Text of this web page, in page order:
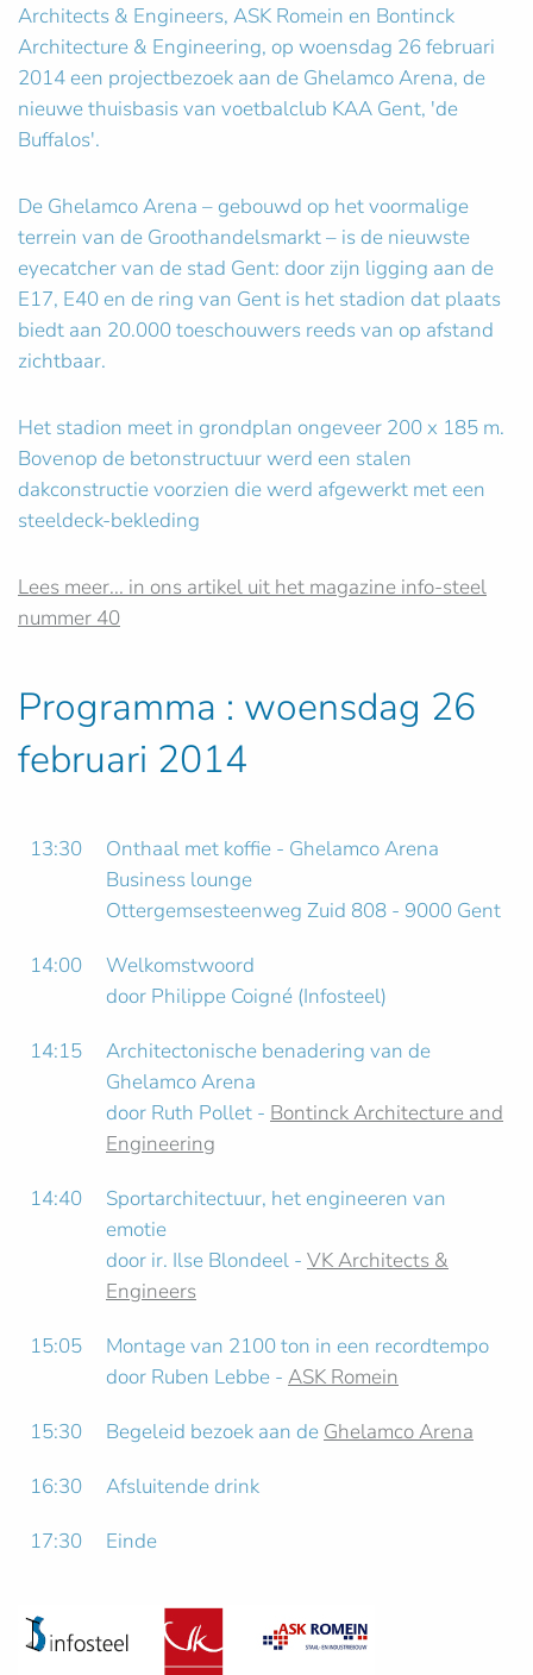
Architects & Engineers, ASK Romein en Bontinck
Architecture & Engineering, op woensdag 26 februari
2014 een projectbezoek aan de Ghelamco Arena, de
nieuwe thuisbasis van voetbalclub KAA Gent, 'de
Buffalos'.
De Ghelamco Arena – gebouwd op het voormalige
terrein van de Groothandelsmarkt – is de nieuwste
eyecatcher van de stad Gent: door zijn ligging aan de
E17, E40 en de ring van Gent is het stadion dat plaats
biedt aan 20.000 toeschouwers reeds van op afstand
zichtbaar.
Het stadion meet in grondplan ongeveer 200 x 185 m.
Bovenop de betonstructuur werd een stalen
dakconstructie voorzien die werd afgewerkt met een
steeldeck-bekleding
Lees meer... in ons artikel uit het magazine info-steel
nummer 40
Programma : woensdag 26
februari 2014
13:30
Onthaal met koffie - Ghelamco Arena
Business lounge
Ottergemsesteenweg Zuid 808 - 9000 Gent
14:00
Welkomstwoord
door Philippe Coigné (Infosteel)
14:15
Architectonische benadering van de
Ghelamco Arena
door Ruth Pollet - Bontinck Architecture and
Engineering
14:40
Sportarchitectuur, het engineeren van
emotie
door ir. Ilse Blondeel - VK Architects &
Engineers
15:05
Montage van 2100 ton in een recordtempo
door Ruben Lebbe - ASK Romein
15:30
Begeleid bezoek aan de Ghelamco Arena
16:30
Afsluitende drink
17:30
Einde